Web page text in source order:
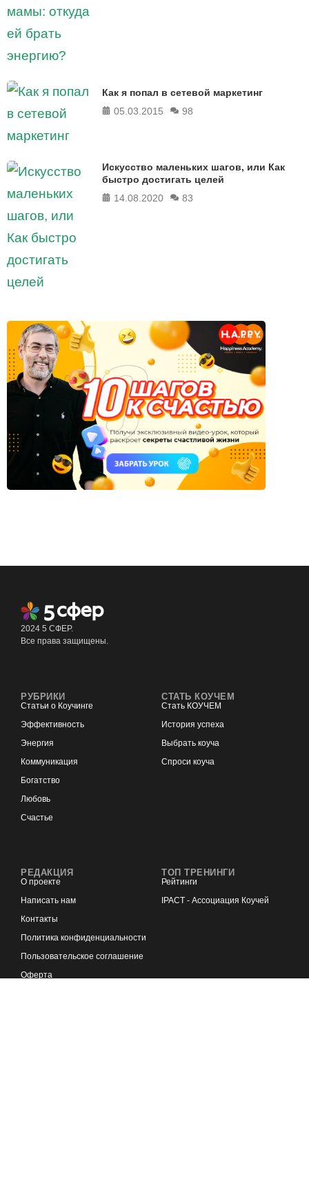
Как я попал в сетевой маркетинг
05.03.2015
98
Искусство маленьких шагов, или Как
быстро достигать целей
14.08.2020
83
2024 5 СФЕР.
Все права защищены.
РУБРИКИ
Статьи о Коучинге
Эффективность
Энергия
Коммуникация
Богатство
Любовь
Счастье
СТАТЬ КОУЧЕМ
Стать КОУЧЕМ
История успеха
Выбрать коуча
Спроси коуча
РЕДАКЦИЯ
О проекте
Написать нам
Контакты
Политика конфиденциальности
Пользовательское соглашение
Оферта
ТОП ТРЕНИНГИ
Рейтинги
IPACT - Ассоциация Коучей